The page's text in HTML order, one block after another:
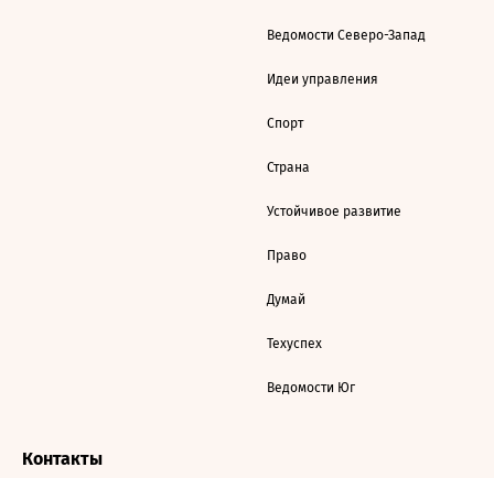
Ведомости Северо-Запад
Идеи управления
Спорт
Страна
Устойчивое развитие
Право
Думай
Техуспех
Ведомости Юг
Контакты